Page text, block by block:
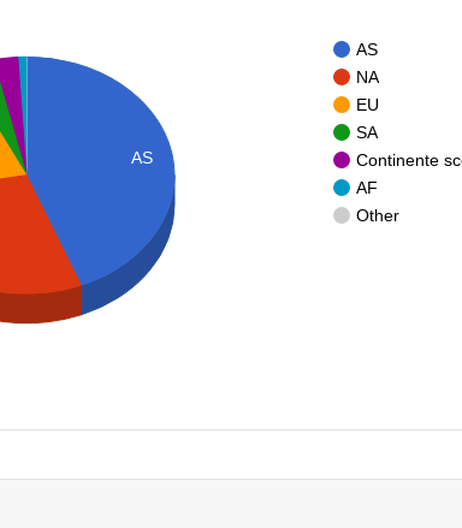
AS
NA
EU
SA
Continente
AF
Other
AS